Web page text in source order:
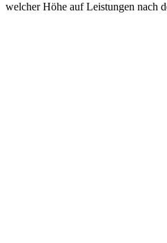
welcher Höhe auf Leistungen nach